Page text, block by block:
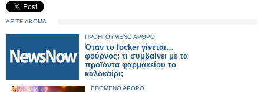
ΔΕΙΤΕ ΑΚΟΜΑ
ΠΡΟΗΓΟΥΜΕΝΟ ΑΡΘΡΟ
Όταν το locker γίνεται…
φούρνος: τι συμβαίνει με τα
προϊόντα φαρμακείου το
καλοκαίρι;
ΕΠΟΜΕΝΟ ΑΡΘΡΟ